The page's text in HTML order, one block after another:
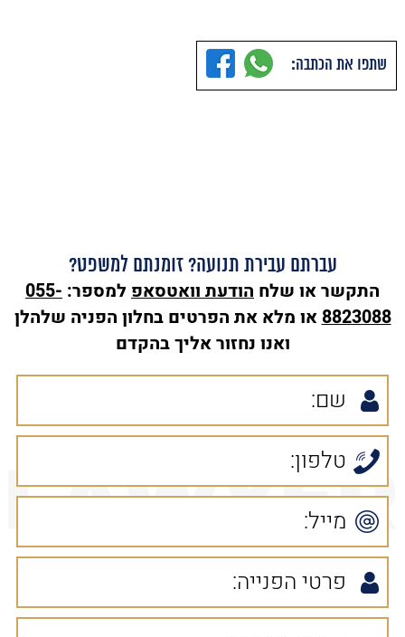
שתפו את הכתבה:
עברתם עבירת תנועה? זומנתם למשפט?
התקשר או שלח הודעת וואטסאפ למספר: 055-
8823088 או מלא את הפרטים בחלון הפניה שלהלן
ואנו נחזור אליך בהקדם